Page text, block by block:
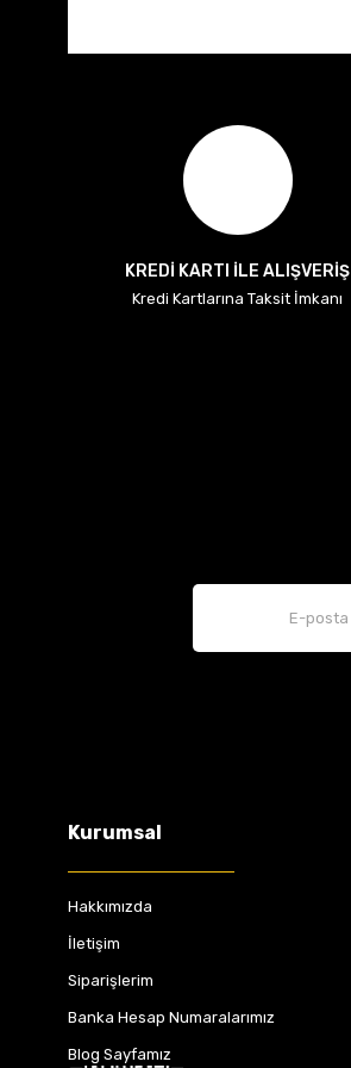
KREDİ KARTI İLE ALIŞVERİŞ
Kredi Kartlarına Taksit İmkanı
Kurumsal
Hakkımızda
İletişim
Siparişlerim
Banka Hesap Numaralarımız
Blog Sayfamız